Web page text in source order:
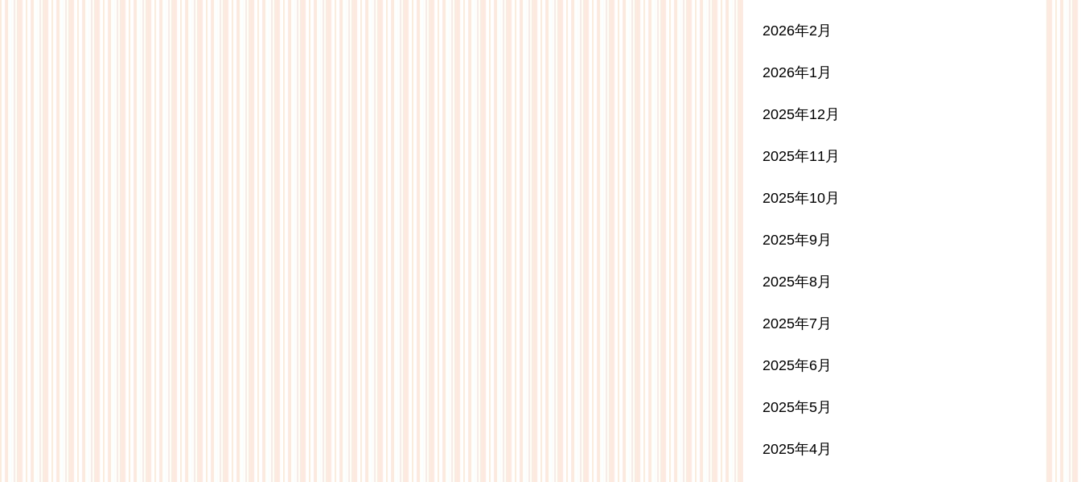
2026年2月
2026年1月
2025年12月
2025年11月
2025年10月
2025年9月
2025年8月
2025年7月
2025年6月
2025年5月
2025年4月